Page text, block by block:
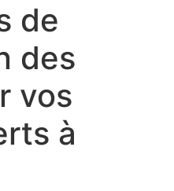
de
des
vos
à